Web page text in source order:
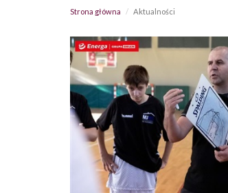
Strona główna Aktualności